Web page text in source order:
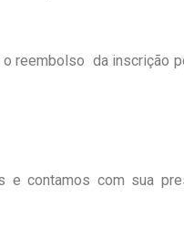
reembolso da inscrição
e contamos com sua